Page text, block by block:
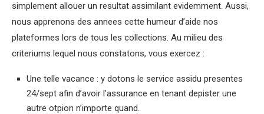
simplement allouer un resultat assimilant evidemment. Aussi,
nous apprenons des annees cette humeur d’aide nos
plateformes lors de tous les collections. Au milieu des
criteriums lequel nous constatons, vous exercez :
Une telle vacance : y dotons le service assidu presentes
24/sept afin d’avoir l’assurance en tenant depister une
autre otpion n’importe quand.